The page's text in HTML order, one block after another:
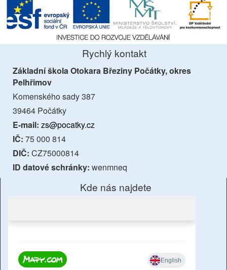
Rychlý kontakt
Základní škola Otokara Březiny Počátky, okres
Pelhřimov
Komenského sady 387
39464 Počátky
E-mail: zs@pocatky.cz
IČ: 75 000 814
DIČ: CZ75000814
ID datové schránky: wenmneq
Kde nás najdete